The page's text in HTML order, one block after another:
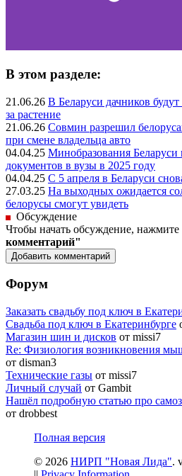
В этом разделе:
21.06.26 В Беларуси дачников
за растение
21.06.26 Совмин разрешил
при смене владельца авто
04.04.25 Минобразования Беларуси
документов в вузы в 2025 году
04.04.25 С 5 апреля в Беларуси
27.03.25 На выходных ожидается
белорусы смогут увидеть
Обсуждение
Чтобы начать обсуждение,
комментарий"
Форум
Заказать свадьбу под ключ в
Cвадьба под ключ в Екатеринбурге
Магазин шин и дисков от missi7
Re: Физиология возникновения
от disman3
Технические газы от missi7
Личный случай от Gambit
Нашёл подробную статью про
от drobbest
Полная версия
© 2026 НИРП "Новая Лида".